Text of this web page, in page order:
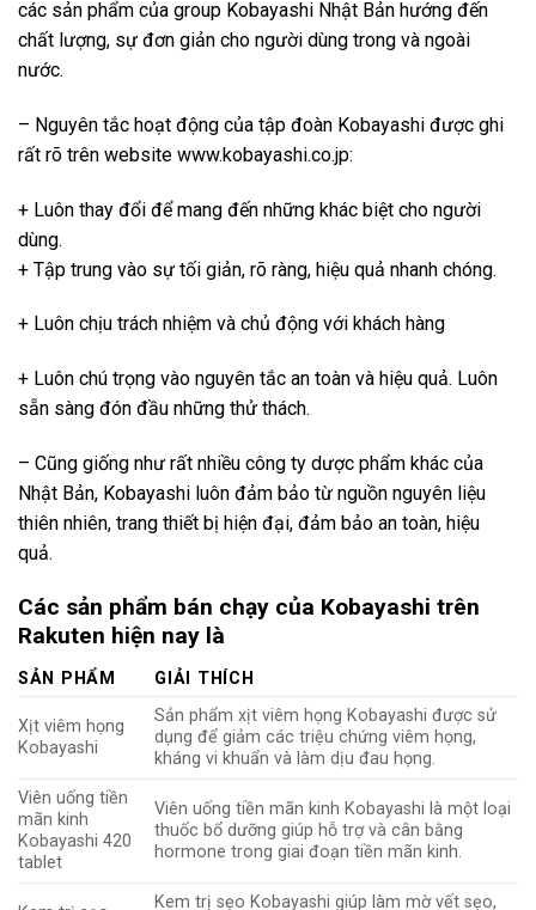
các sản phẩm của group Kobayashi Nhật Bản hướng đến
chất lượng, sự đơn giản cho người dùng trong và ngoài
nước.
– Nguyên tắc hoạt động của tập đoàn Kobayashi được ghi
rất rõ trên website www.kobayashi.co.jp:
+ Luôn thay đổi để mang đến những khác biệt cho người
dùng.
+ Tập trung vào sự tối giản, rõ ràng, hiệu quả nhanh chóng.
+ Luôn chịu trách nhiệm và chủ động với khách hàng
+ Luôn chú trọng vào nguyên tắc an toàn và hiệu quả. Luôn
sẵn sàng đón đầu những thử thách.
– Cũng giống như rất nhiều công ty dược phẩm khác của
Nhật Bản, Kobayashi luôn đảm bảo từ nguồn nguyên liệu
thiên nhiên, trang thiết bị hiện đại, đảm bảo an toàn, hiệu
quả.
Các sản phẩm bán chạy của Kobayashi trên
Rakuten hiện nay là
SẢN PHẨM GIẢI THÍCH
Xịt viêm họng
Kobayashi
Sản phẩm xịt viêm họng Kobayashi được sử
dụng để giảm các triệu chứng viêm họng,
kháng vi khuẩn và làm dịu đau họng.
Viên uống tiền
mãn kinh
Kobayashi 420
tablet
Viên uống tiền mãn kinh Kobayashi là một loại
thuốc bổ dưỡng giúp hỗ trợ và cân bằng
hormone trong giai đoạn tiền mãn kinh.
Kem trị sẹo Kobayashi giúp làm mờ vết sẹo,